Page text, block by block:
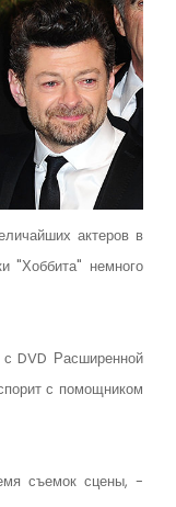
актеров в
"Хоббита" немного
DVD Расширенной
с помощником
съемок сцены, -